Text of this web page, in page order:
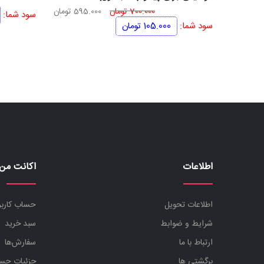
700.000تومان قیمت
595.000 تومان
سود شما: 105.000 تومان
سود شما:
اطلاعات
اطلاعات تحویل
شرایط و ضوابط
ارتباط با ما
اکانت
حساب
سبد خرید
سفارش‌ها